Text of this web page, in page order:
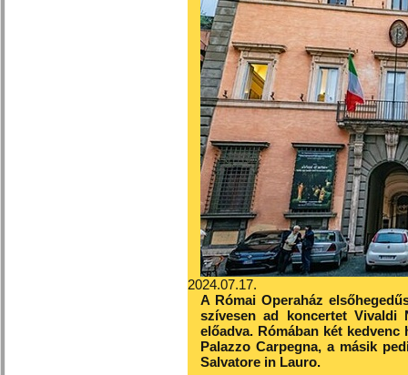
2024.07.17.
A Római Operaház
szívesen ad koncertet Vivaldi
előadva. Rómában két
Palazzo Carpegna, a másik
Salvatore in Lauro.